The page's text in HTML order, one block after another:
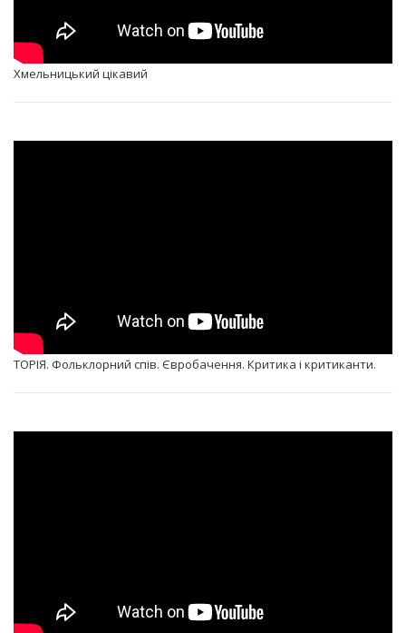
Хмельницький цікавий
ТОРІЯ. Фольклорний спів. Євробачення. Критика і критиканти.